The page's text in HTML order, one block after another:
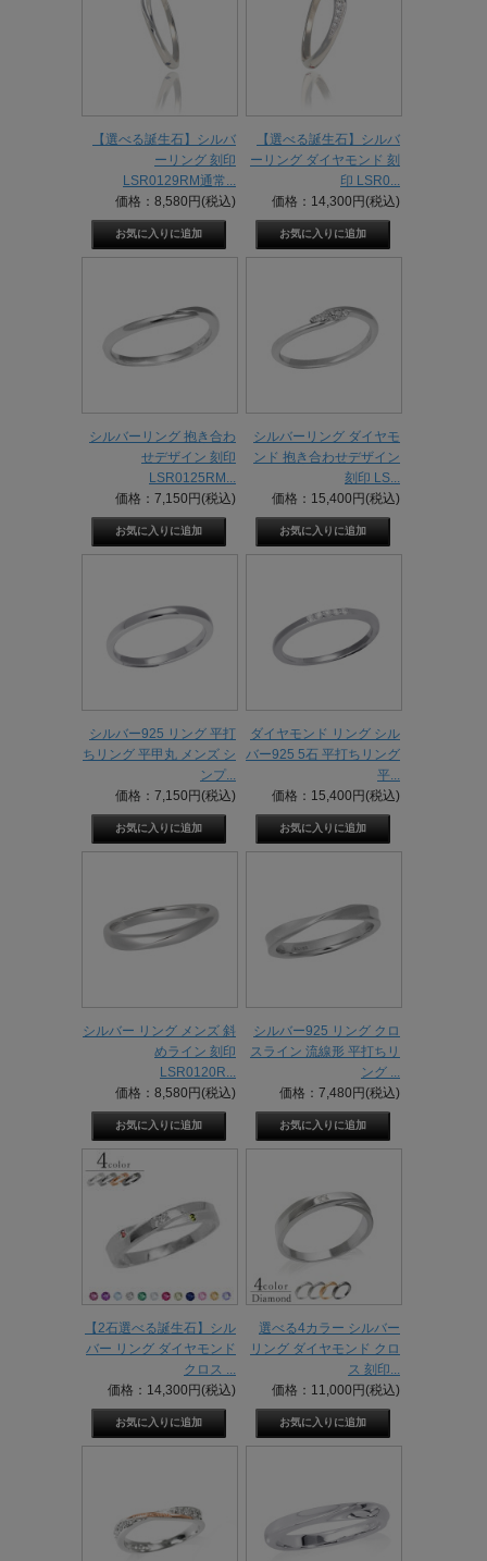
【選べる誕生石】シルバ
ーリング 刻印
LSR0129RM通常...
価格：8,580円(税込)
【選べる誕生石】シルバ
ーリング ダイヤモンド 刻
印 LSR0...
価格：14,300円(税込)
シルバーリング 抱き合わ
せデザイン 刻印
LSR0125RM...
価格：7,150円(税込)
シルバーリング ダイヤモ
ンド 抱き合わせデザイン
刻印 LS...
価格：15,400円(税込)
シルバー925 リング 平打
ちリング 平甲丸 メンズ シ
ンプ...
価格：7,150円(税込)
ダイヤモンド リング シル
バー925 5石 平打ちリング
平...
価格：15,400円(税込)
シルバー リング メンズ 斜
めライン 刻印
LSR0120R...
価格：8,580円(税込)
シルバー925 リング クロ
スライン 流線形 平打ちリ
ング ...
価格：7,480円(税込)
【2石選べる誕生石】シル
バー リング ダイヤモンド
クロス ...
価格：14,300円(税込)
選べる4カラー シルバー
リング ダイヤモンド クロ
ス 刻印...
価格：11,000円(税込)